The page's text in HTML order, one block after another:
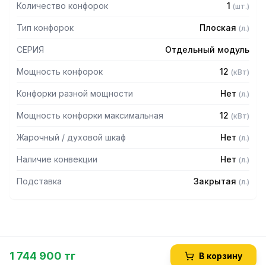
Количество конфорок 1 (шт.)
Тип конфорок Плоская (л.)
СЕРИЯ Отдельный модуль
Мощность конфорок 12 (кВт)
Конфорки разной мощности Нет (л.)
Мощность конфорки максимальная 12 (кВт)
Жарочный / духовой шкаф Нет (л.)
Наличие конвекции Нет (л.)
Подставка Закрытая (л.)
1 744 900 тг В корзину